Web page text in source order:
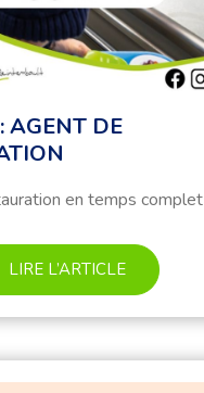
AGENT DE
en temps complet
LIRE L’ARTICLE